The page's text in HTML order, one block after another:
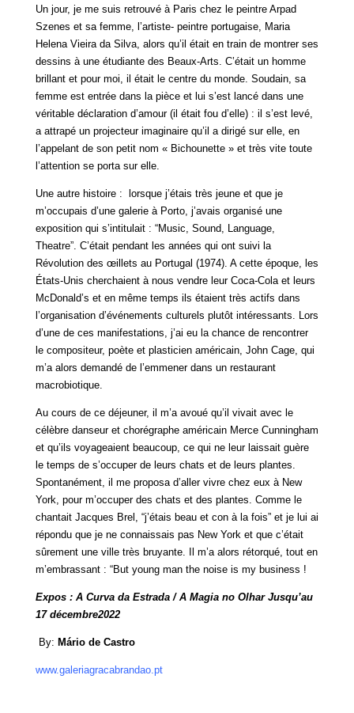
Un jour, je me suis retrouvé à Paris chez le peintre Arpad
Szenes et sa femme, l’artiste- peintre portugaise, Maria
Helena Vieira da Silva, alors qu’il était en train de montrer ses
dessins à une étudiante des Beaux-Arts. C’était un homme
brillant et pour moi, il était le centre du monde. Soudain, sa
femme est entrée dans la pièce et lui s’est lancé dans une
véritable déclaration d’amour (il était fou d’elle) : il s’est levé,
a attrapé un projecteur imaginaire qu’il a dirigé sur elle, en
l’appelant de son petit nom « Bichounette » et très vite toute
l’attention se porta sur elle.
Une autre histoire : lorsque j’étais très jeune et que je
m’occupais d’une galerie à Porto, j’avais organisé une
exposition qui s’intitulait : “Music, Sound, Language,
Theatre”. C’était pendant les années qui ont suivi la
Révolution des œillets au Portugal (1974). A cette époque, les
États-Unis cherchaient à nous vendre leur Coca-Cola et leurs
McDonald’s et en même temps ils étaient très actifs dans
l’organisation d’événements culturels plutôt intéressants. Lors
d’une de ces manifestations, j’ai eu la chance de rencontrer
le compositeur, poète et plasticien américain, John Cage, qui
m’a alors demandé de l’emmener dans un restaurant
macrobiotique.
Au cours de ce déjeuner, il m’a avoué qu’il vivait avec le
célèbre danseur et chorégraphe américain Merce Cunningham
et qu’ils voyageaient beaucoup, ce qui ne leur laissait guère
le temps de s’occuper de leurs chats et de leurs plantes.
Spontanément, il me proposa d’aller vivre chez eux à New
York, pour m’occuper des chats et des plantes. Comme le
chantait Jacques Brel, “j’étais beau et con à la fois” et je lui ai
répondu que je ne connaissais pas New York et que c’était
sûrement une ville très bruyante. Il m’a alors rétorqué, tout en
m’embrassant : “But young man the noise is my business !
Expos : A Curva da Estrada / A Magia no Olhar Jusqu’au
17 décembre2022
By: Mário de Castro
www.galeriagracabrandao.pt